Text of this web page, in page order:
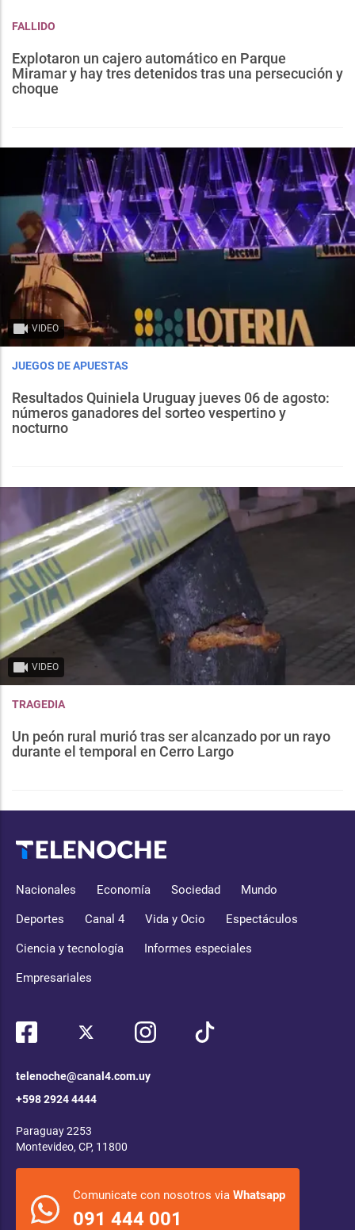
FALLIDO
Explotaron un cajero automático en Parque
Miramar y hay tres detenidos tras una persecución y
choque
VIDEO
JUEGOS DE APUESTAS
Resultados Quiniela Uruguay jueves 06 de agosto:
números ganadores del sorteo vespertino y
nocturno
VIDEO
TRAGEDIA
Un peón rural murió tras ser alcanzado por un rayo
durante el temporal en Cerro Largo
Nacionales Economía Sociedad Mundo
Deportes Canal 4 Vida y Ocio Espectáculos
Ciencia y tecnología Informes especiales
Empresariales
telenoche@canal4.com.uy
+598 2924 4444
Paraguay 2253
Montevideo, CP, 11800
Comunicate con nosotros via Whatsapp
091 444 001